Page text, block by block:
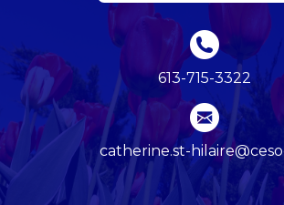
613-715-3322
catherine.st-